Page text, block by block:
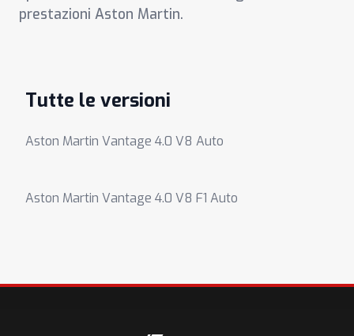
prestazioni Aston Martin.
Tutte le versioni
Aston Martin Vantage 4.0 V8 Auto
Aston Martin Vantage 4.0 V8 F1 Auto